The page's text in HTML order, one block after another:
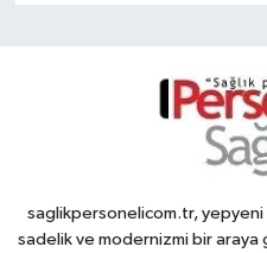
saglikpersonelicom.tr, yepyeni
sadelik ve modernizmi bir araya